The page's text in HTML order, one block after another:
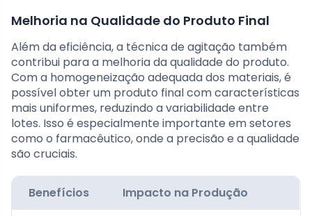
Melhoria na Qualidade do Produto Final
Além da eficiência, a técnica de agitação também
contribui para a melhoria da qualidade do produto.
Com a homogeneização adequada dos materiais, é
possível obter um produto final com características
mais uniformes, reduzindo a variabilidade entre
lotes. Isso é especialmente importante em setores
como o farmacêutico, onde a precisão e a qualidade
são cruciais.
Benefícios Impacto na Produção